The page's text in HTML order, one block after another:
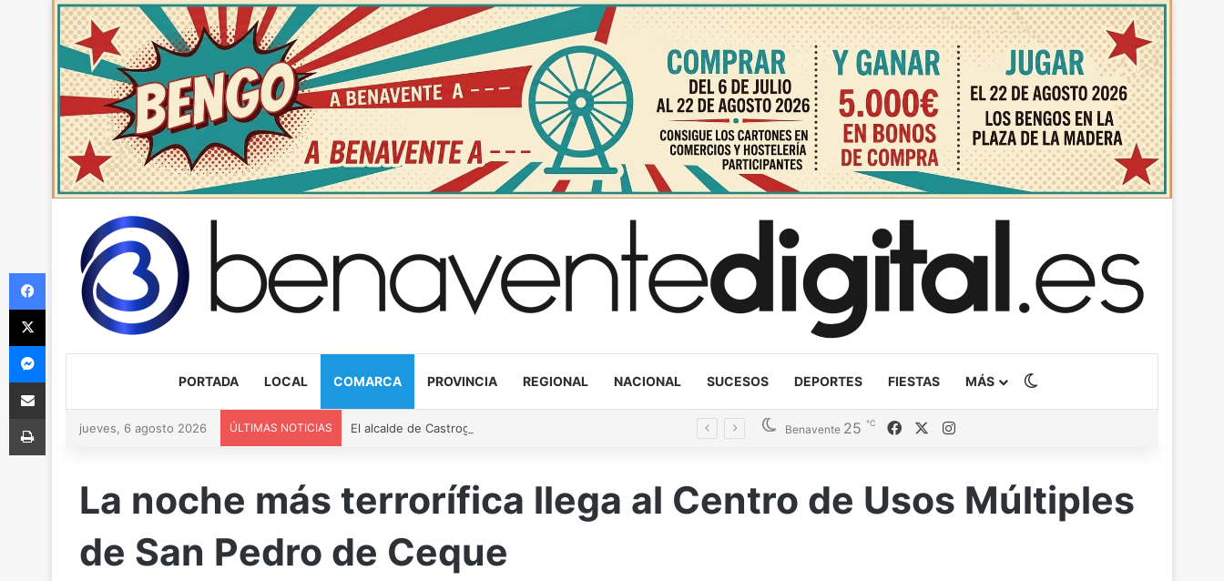
PORTADA LOCAL COMARCA PROVINCIA REGIONAL NACIONAL SUCESOS DEPORTES FIESTAS MÁS
jueves, 6 agosto 2026 ÚLTIMAS NOTICIAS Benavente 25 ℃ FacebookInstagram
La noche más terrorífica llega al Centro de Usos Múltiples
de San Pedro de Ceque
Facebook
X
Messenger
Compartir via Email